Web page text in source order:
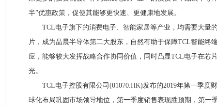
半”优惠政策，促使其能够更快速、更健康地发展。
TCL电子旗下的消费电子、智能家居等产业，均需要大量的
片，成为晶晨半导体第二大股东，自然有助于保障TCL智能终
应，能够较大发挥战略合作协同价值，同时凸显TCL电子在芯
光。
TCL电子控股有限公司(01070.HK)发布的2019年第一季度
球化布局巩固市场领导地位，第一季度销售表现胜预期，第一